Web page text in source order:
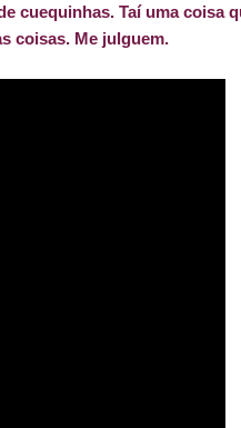
cuequinhas. Taí uma coisa
coisas. Me julguem.